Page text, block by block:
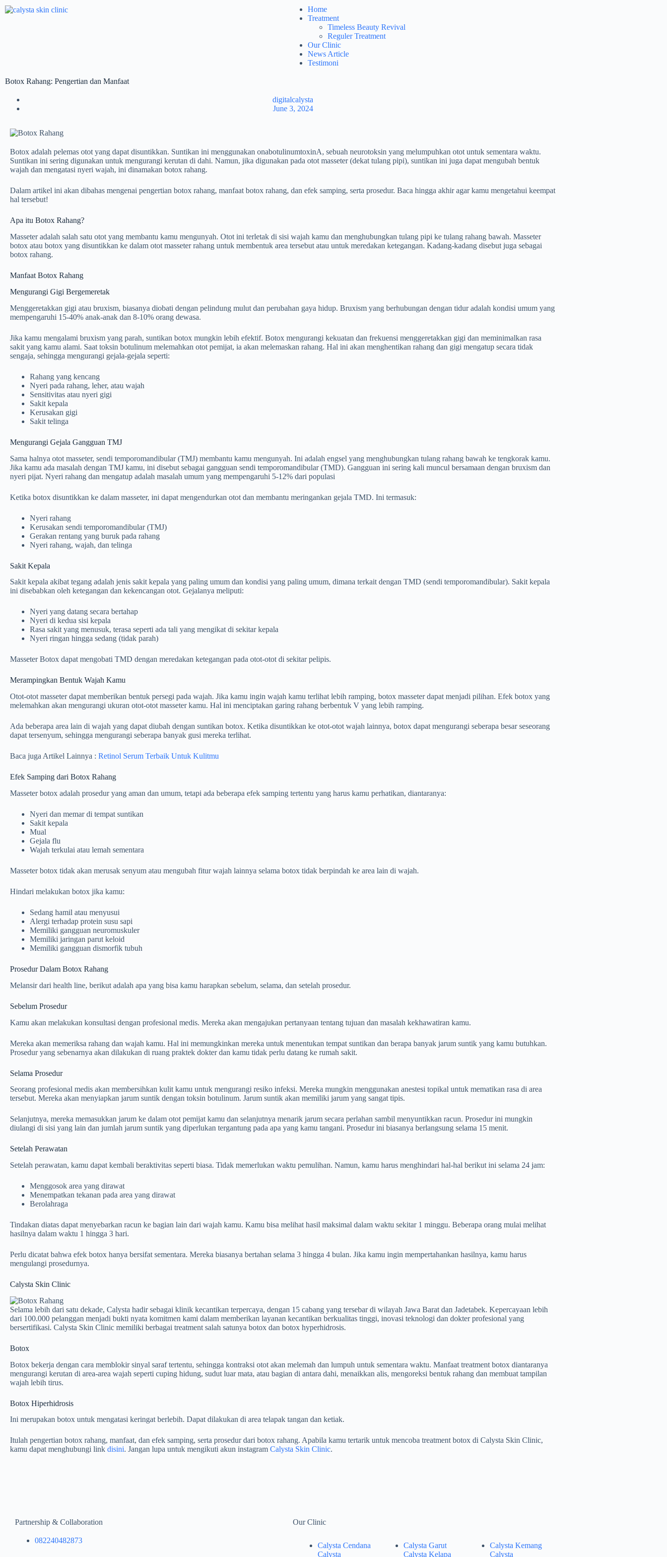
Home
Treatment
Timeless Beauty Revival
Reguler Treatment
Our Clinic
News Article
Testimoni
Botox Rahang: Pengertian dan Manfaat
digitalcalysta
June 3, 2024
Botox adalah pelemas otot yang dapat disuntikkan. Suntikan ini menggunakan onabotulinumtoxinA, sebuah neurotoksin yang melumpuhkan otot untuk sementara waktu.
Suntikan ini sering digunakan untuk mengurangi kerutan di dahi. Namun, jika digunakan pada otot masseter (dekat tulang pipi), suntikan ini juga dapat mengubah bentuk
wajah dan mengatasi nyeri wajah, ini dinamakan botox rahang.
Dalam artikel ini akan dibahas mengenai pengertian botox rahang, manfaat botox rahang, dan efek samping, serta prosedur. Baca hingga akhir agar kamu mengetahui keempat
hal tersebut!
Apa itu Botox Rahang?
Masseter adalah salah satu otot yang membantu kamu mengunyah. Otot ini terletak di sisi wajah kamu dan menghubungkan tulang pipi ke tulang rahang bawah. Masseter
botox atau botox yang disuntikkan ke dalam otot masseter rahang untuk membentuk area tersebut atau untuk meredakan ketegangan. Kadang-kadang disebut juga sebagai
botox rahang.
Manfaat Botox Rahang
Mengurangi Gigi Bergemeretak
Menggeretakkan gigi atau bruxism, biasanya diobati dengan pelindung mulut dan perubahan gaya hidup. Bruxism yang berhubungan dengan tidur adalah kondisi umum yang
mempengaruhi 15-40% anak-anak dan 8-10% orang dewasa.
Jika kamu mengalami bruxism yang parah, suntikan botox mungkin lebih efektif. Botox mengurangi kekuatan dan frekuensi menggeretakkan gigi dan meminimalkan rasa
sakit yang kamu alami. Saat toksin botulinum melemahkan otot pemijat, ia akan melemaskan rahang. Hal ini akan menghentikan rahang dan gigi mengatup secara tidak
sengaja, sehingga mengurangi gejala-gejala seperti:
Rahang yang kencang
Nyeri pada rahang, leher, atau wajah
Sensitivitas atau nyeri gigi
Sakit kepala
Kerusakan gigi
Sakit telinga
Mengurangi Gejala Gangguan TMJ
Sama halnya otot masseter, sendi temporomandibular (TMJ) membantu kamu mengunyah. Ini adalah engsel yang menghubungkan tulang rahang bawah ke tengkorak kamu.
Jika kamu ada masalah dengan TMJ kamu, ini disebut sebagai gangguan sendi temporomandibular (TMD). Gangguan ini sering kali muncul bersamaan dengan bruxism dan
nyeri pijat. Nyeri rahang dan mengatup adalah masalah umum yang mempengaruhi 5-12% dari populasi
Ketika botox disuntikkan ke dalam masseter, ini dapat mengendurkan otot dan membantu meringankan gejala TMD. Ini termasuk:
Nyeri rahang
Kerusakan sendi temporomandibular (TMJ)
Gerakan rentang yang buruk pada rahang
Nyeri rahang, wajah, dan telinga
Sakit Kepala
Sakit kepala akibat tegang adalah jenis sakit kepala yang paling umum dan kondisi yang paling umum, dimana terkait dengan TMD (sendi temporomandibular). Sakit kepala
ini disebabkan oleh ketegangan dan kekencangan otot. Gejalanya meliputi:
Nyeri yang datang secara bertahap
Nyeri di kedua sisi kepala
Rasa sakit yang menusuk, terasa seperti ada tali yang mengikat di sekitar kepala
Nyeri ringan hingga sedang (tidak parah)
Masseter Botox dapat mengobati TMD dengan meredakan ketegangan pada otot-otot di sekitar pelipis.
Merampingkan Bentuk Wajah Kamu
Otot-otot masseter dapat memberikan bentuk persegi pada wajah. Jika kamu ingin wajah kamu terlihat lebih ramping, botox masseter dapat menjadi pilihan. Efek botox yang
melemahkan akan mengurangi ukuran otot-otot masseter kamu. Hal ini menciptakan garing rahang berbentuk V yang lebih ramping.
Ada beberapa area lain di wajah yang dapat diubah dengan suntikan botox. Ketika disuntikkan ke otot-otot wajah lainnya, botox dapat mengurangi seberapa besar seseorang
dapat tersenyum, sehingga mengurangi seberapa banyak gusi mereka terlihat.
Baca juga Artikel Lainnya : Retinol Serum Terbaik Untuk Kulitmu
Efek Samping dari Botox Rahang
Masseter botox adalah prosedur yang aman dan umum, tetapi ada beberapa efek samping tertentu yang harus kamu perhatikan, diantaranya:
Nyeri dan memar di tempat suntikan
Sakit kepala
Mual
Gejala flu
Wajah terkulai atau lemah sementara
Masseter botox tidak akan merusak senyum atau mengubah fitur wajah lainnya selama botox tidak berpindah ke area lain di wajah.
Hindari melakukan botox jika kamu:
Sedang hamil atau menyusui
Alergi terhadap protein susu sapi
Memiliki gangguan neuromuskuler
Memiliki jaringan parut keloid
Memiliki gangguan dismorfik tubuh
Prosedur Dalam Botox Rahang
Melansir dari health line, berikut adalah apa yang bisa kamu harapkan sebelum, selama, dan setelah prosedur.
Sebelum Prosedur
Kamu akan melakukan konsultasi dengan profesional medis. Mereka akan mengajukan pertanyaan tentang tujuan dan masalah kekhawatiran kamu.
Mereka akan memeriksa rahang dan wajah kamu. Hal ini memungkinkan mereka untuk menentukan tempat suntikan dan berapa banyak jarum suntik yang kamu butuhkan.
Prosedur yang sebenarnya akan dilakukan di ruang praktek dokter dan kamu tidak perlu datang ke rumah sakit.
Selama Prosedur
Seorang profesional medis akan membersihkan kulit kamu untuk mengurangi resiko infeksi. Mereka mungkin menggunakan anestesi topikal untuk mematikan rasa di area
tersebut. Mereka akan menyiapkan jarum suntik dengan toksin botulinum. Jarum suntik akan memiliki jarum yang sangat tipis.
Selanjutnya, mereka memasukkan jarum ke dalam otot pemijat kamu dan selanjutnya menarik jarum secara perlahan sambil menyuntikkan racun. Prosedur ini mungkin
diulangi di sisi yang lain dan jumlah jarum suntik yang diperlukan tergantung pada apa yang kamu tangani. Prosedur ini biasanya berlangsung selama 15 menit.
Setelah Perawatan
Setelah perawatan, kamu dapat kembali beraktivitas seperti biasa. Tidak memerlukan waktu pemulihan. Namun, kamu harus menghindari hal-hal berikut ini selama 24 jam:
Menggosok area yang dirawat
Menempatkan tekanan pada area yang dirawat
Berolahraga
Tindakan diatas dapat menyebarkan racun ke bagian lain dari wajah kamu. Kamu bisa melihat hasil maksimal dalam waktu sekitar 1 minggu. Beberapa orang mulai melihat
hasilnya dalam waktu 1 hingga 3 hari.
Perlu dicatat bahwa efek botox hanya bersifat sementara. Mereka biasanya bertahan selama 3 hingga 4 bulan. Jika kamu ingin mempertahankan hasilnya, kamu harus
mengulangi prosedurnya.
Calysta Skin Clinic
Selama lebih dari satu dekade, Calysta hadir sebagai klinik kecantikan terpercaya, dengan 15 cabang yang tersebar di wilayah Jawa Barat dan Jadetabek. Kepercayaan lebih
dari 100.000 pelanggan menjadi bukti nyata komitmen kami dalam memberikan layanan kecantikan berkualitas tinggi, inovasi teknologi dan dokter profesional yang
bersertifikasi. Calysta Skin Clinic memiliki berbagai treatment salah satunya botox dan botox hyperhidrosis.
Botox
Botox bekerja dengan cara memblokir sinyal saraf tertentu, sehingga kontraksi otot akan melemah dan lumpuh untuk sementara waktu. Manfaat treatment botox diantaranya
mengurangi kerutan di area-area wajah seperti cuping hidung, sudut luar mata, atau bagian di antara dahi, menaikkan alis, mengoreksi bentuk rahang dan membuat tampilan
wajah lebih tirus.
Botox Hiperhidrosis
Ini merupakan botox untuk mengatasi keringat berlebih. Dapat dilakukan di area telapak tangan dan ketiak.
Itulah pengertian botox rahang, manfaat, dan efek samping, serta prosedur dari botox rahang. Apabila kamu tertarik untuk mencoba treatment botox di Calysta Skin Clinic,
kamu dapat menghubungi link disini. Jangan lupa untuk mengikuti akun instagram Calysta Skin Clinic.
Partnership & Collaboration
082240482873
Our Clinic
Calysta Cendana
Calysta
Calysta Garut
Calysta Kelapa
Calysta Kemang
Calysta